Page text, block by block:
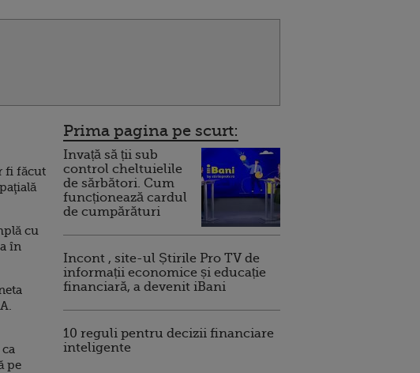
fi făcut
cu
în
pe
Prima pagina pe scurt:
Invață să ții sub
control cheltuielile
de sărbători. Cum
funcționează cardul
de cumpărături
Incont , site-ul Știrile Pro TV de
informații economice și educație
financiară, a devenit iBani
10 reguli pentru decizii financiare
inteligente